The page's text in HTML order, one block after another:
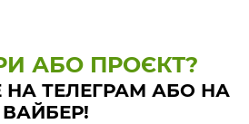
АБО ПРОЄКТ?
ТЕЛЕГРАМ АБО НА
ВАЙБЕР!